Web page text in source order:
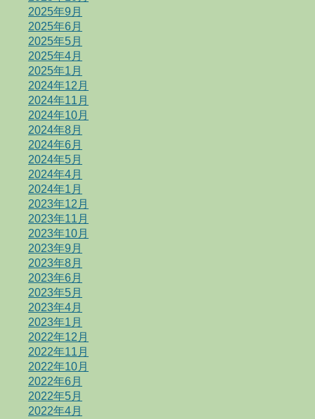
2025年9月
2025年6月
2025年5月
2025年4月
2025年1月
2024年12月
2024年11月
2024年10月
2024年8月
2024年6月
2024年5月
2024年4月
2024年1月
2023年12月
2023年11月
2023年10月
2023年9月
2023年8月
2023年6月
2023年5月
2023年4月
2023年1月
2022年12月
2022年11月
2022年10月
2022年6月
2022年5月
2022年4月